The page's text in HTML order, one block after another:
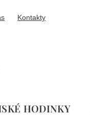
Kontakty
HODINKY